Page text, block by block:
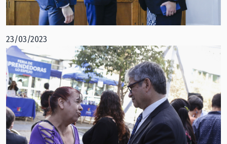
23/03/2023